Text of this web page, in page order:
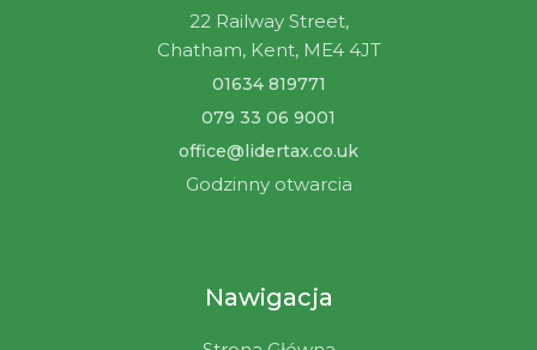
22 Railway Street,
Chatham, Kent, ME4 4JT
01634 819771
079 33 06 9001
office@lidertax.co.uk
Godzinny otwarcia
Nawigacja